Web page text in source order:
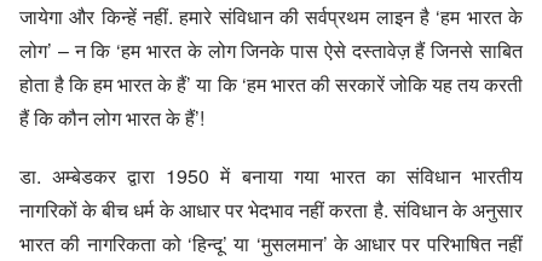
जायेगा और किन्हें नहीं. हमारे संविधान की सर्वप्रथम लाइन है ‘हम भारत के
लोग’ – न कि ‘हम भारत के लोग जिनके पास ऐसे दस्तावेज़ हैं जिनसे साबित
होता है कि हम भारत के हैं’ या कि ‘हम भारत की सरकारें जोकि यह तय करती
हैं कि कौन लोग भारत के हैं’!
डा. अम्बेडकर द्वारा 1950 में बनाया गया भारत का संविधान भारतीय
नागरिकों के बीच धर्म के आधार पर भेदभाव नहीं करता है. संविधान के अनुसार
भारत की नागरिकता को ‘हिन्दू’ या ‘मुसलमान’ के आधार पर परिभाषित नहीं